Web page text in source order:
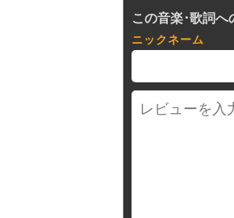
この音楽･歌詞へ
ニックネーム